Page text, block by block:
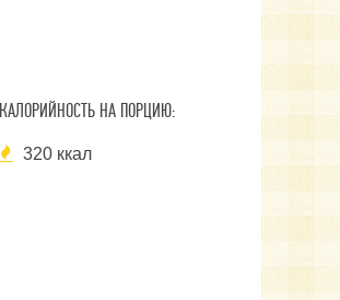
КАЛОРИЙНОСТЬ НА ПОРЦИЮ:
320 ккал